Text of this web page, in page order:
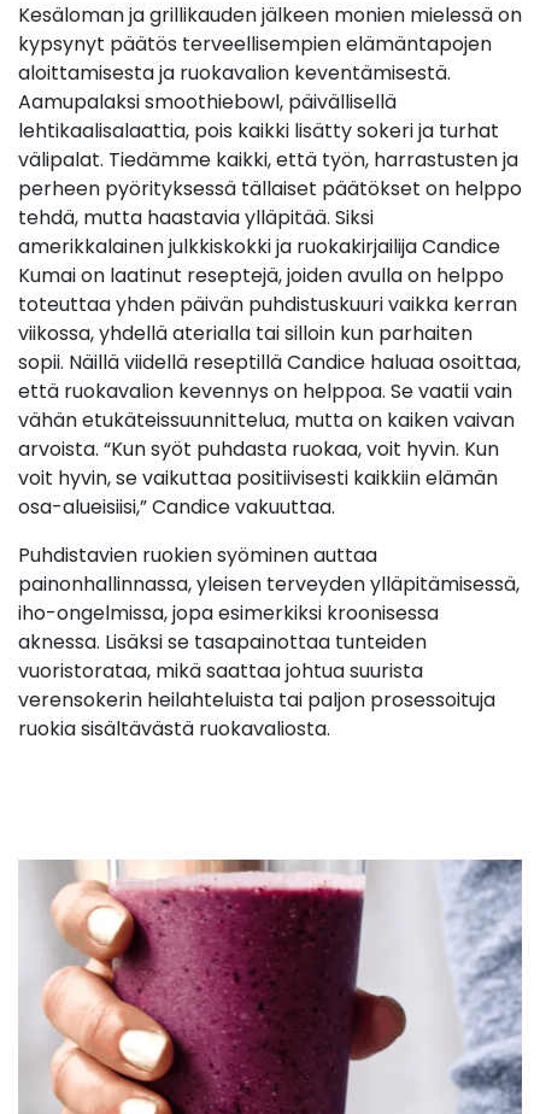
Kesäloman ja grillikauden jälkeen monien mielessä on
kypsynyt päätös terveellisempien elämäntapojen
aloittamisesta ja ruokavalion keventämisestä.
Aamupalaksi smoothiebowl, päivällisellä
lehtikaalisalaattia, pois kaikki lisätty sokeri ja turhat
välipalat. Tiedämme kaikki, että työn, harrastusten ja
perheen pyörityksessä tällaiset päätökset on helppo
tehdä, mutta haastavia ylläpitää. Siksi
amerikkalainen julkkiskokki ja ruokakirjailija Candice
Kumai on laatinut reseptejä, joiden avulla on helppo
toteuttaa yhden päivän puhdistuskuuri vaikka kerran
viikossa, yhdellä aterialla tai silloin kun parhaiten
sopii. Näillä viidellä reseptillä Candice haluaa osoittaa,
että ruokavalion kevennys on helppoa. Se vaatii vain
vähän etukäteissuunnittelua, mutta on kaiken vaivan
arvoista. “Kun syöt puhdasta ruokaa, voit hyvin. Kun
voit hyvin, se vaikuttaa positiivisesti kaikkiin elämän
osa-alueisiisi,” Candice vakuuttaa.
Puhdistavien ruokien syöminen auttaa
painonhallinnassa, yleisen terveyden ylläpitämisessä,
iho-ongelmissa, jopa esimerkiksi kroonisessa
aknessa. Lisäksi se tasapainottaa tunteiden
vuoristorataa, mikä saattaa johtua suurista
verensokerin heilahteluista tai paljon prosessoituja
ruokia sisältävästä ruokavaliosta.